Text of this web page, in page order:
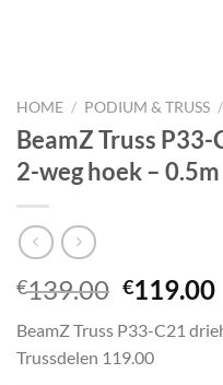
HOME / PODIUM & TRUSS /
BeamZ Truss
2-weg hoek – 0.5m
€139.00
was:
€139.00.
€119.00
BeamZ Truss P33-C21
Trussdelen 119.00